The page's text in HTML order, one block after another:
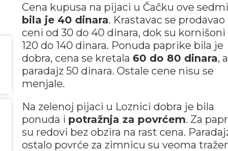
Cena kupusa na pijaci u Čačku ove
bila je 40 dinara. Krastavac se prodavao
ceni od 30 do 40 dinara, dok su kornišoni
120 do 140 dinara. Ponuda paprike bila je
dobra, cena se kretala 60 do 80 dinara, a
paradajz 50 dinara. Ostale cene nisu se
menjale.
Na zelenoj pijaci u Loznici dobra je bila
ponuda i potražnja za povrćem. Za
su redovi bez obzira na rast cena.
ostalo povrće za zimnicu su veoma